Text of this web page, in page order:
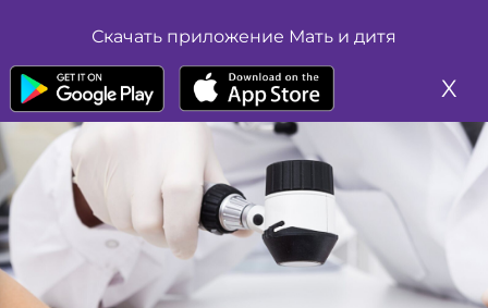
Размер шрифта
А
Цвет
А
Изображение
Вкл
Выкл
Запись на прием
Скачать приложение Мать и дитя
X